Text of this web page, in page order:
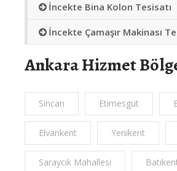
İncekte Bina Kolon Tesisatı
İncekte Çamaşır Makinası
Ankara Hizmet
Sincan Etimesgut
Elvankent Yenikent
Saraycık Mahallesi